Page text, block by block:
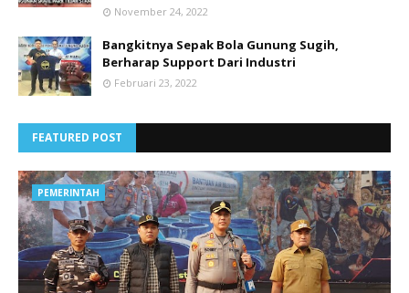
November 24, 2022
Bangkitnya Sepak Bola Gunung Sugih,
Berharap Support Dari Industri
Februari 23, 2022
FEATURED POST
PEMERINTAH